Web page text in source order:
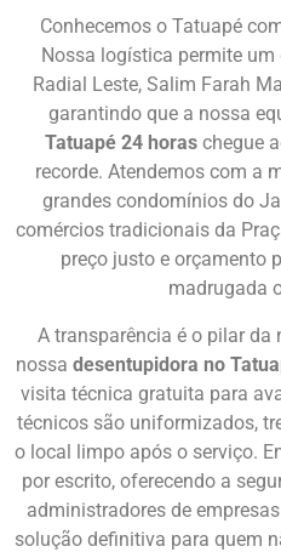
Conhecemos o Tatuapé
Nossa logística permite
Radial Leste, Salim Farah
garantindo que a nossa
Tatuapé 24 horaschegue
recorde. Atendemos com a
grandes condomínios do
comércios tradicionais da
preço justo e orçamento
madrugada
A transparência é o pilar
nossa desentupidora no
visita técnica gratuita para
técnicos são uniformizados,
o local limpo após o serviço.
por escrito, oferecendo a
administradores de
solução definitiva para quem